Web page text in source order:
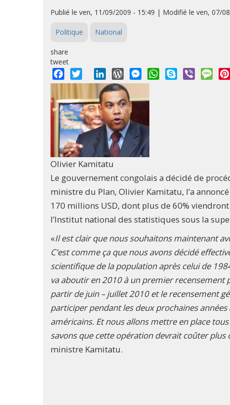
Publié le ven, 11/09/2009 - 15:49 | Modifié le ven, 07/
Politique National
share
tweet
Facebook
Twitter LinkedInWordPressMessengerWhatsApp
Skype Viber
Olivier Kamitatu
Le gouvernement congolais a décidé de
ministre du Plan, Olivier Kamitatu, l’a
170 millions USD, dont plus de 60%
l’Institut national des statistiques sous la
«Il est clair que nous souhaitons maintenant
C’est comme ça que nous avons décidé
scientifique de la population après celui de
va aboutir en 2010 à un premier
partir de juin – juillet 2010 et le recensement
participer pendant les deux prochaines
américains. Et nous allons mettre en place
savons que cette opération devrait coûter
ministre Kamitatu.